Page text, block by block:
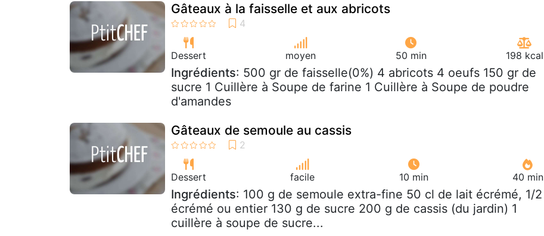
Gâteaux à la faisselle et aux abricots
Dessert moyen 50 min 198 kcal
Ingrédients: 500 gr de faisselle(0%) 4 abricots 4 oeufs 150 gr de
sucre 1 Cuillère à Soupe de farine 1 Cuillère à Soupe de poudre
d'amandes
Gâteaux de semoule au cassis
Dessert facile 10 min 40 min
Ingrédients: 100 g de semoule extra-fine 50 cl de lait écrémé, 1/2
écrémé ou entier 130 g de sucre 200 g de cassis (du jardin) 1
cuillère à soupe de sucre...